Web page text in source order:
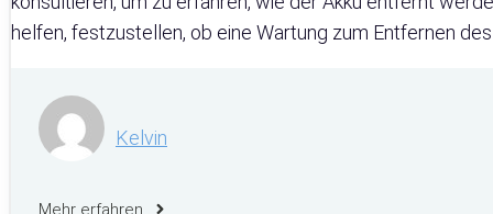
helfen, festzustellen, ob eine Wartung zum Entfernen
Kelvin
Mehr erfahren